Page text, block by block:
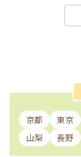
京都 東京
山梨
長野